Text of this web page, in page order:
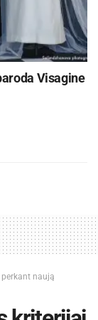
Visagine
naują